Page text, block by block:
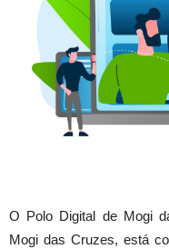
O Polo Digital de Mogi
Mogi das Cruzes, está